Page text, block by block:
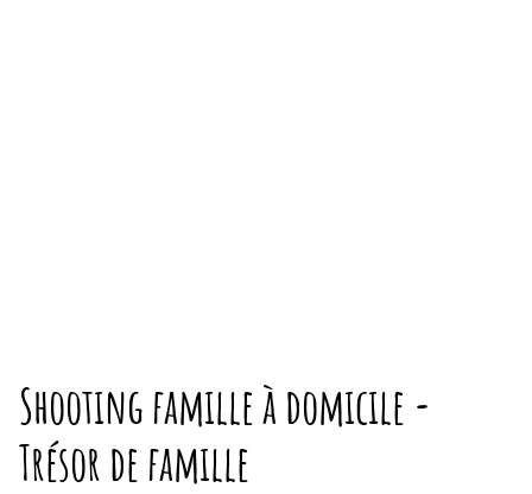
Shooting famille à domicile -
Trésor de famille